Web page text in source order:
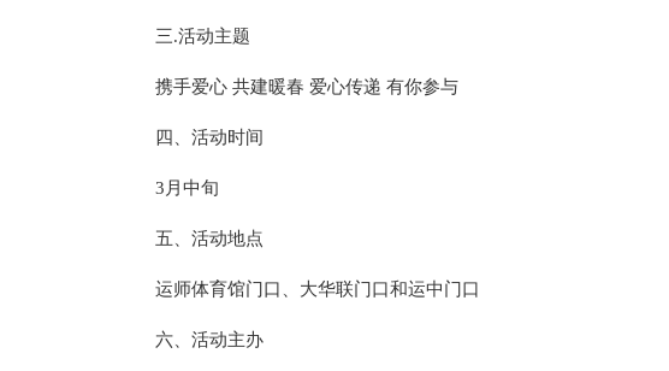
三.活动主题
携手爱心 共建暖春 爱心传递 有你参与
四、活动时间
3月中旬
五、活动地点
运师体育馆门口、大华联门口和运中门口
六、活动主办